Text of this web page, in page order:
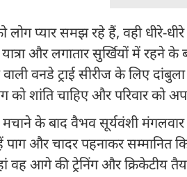
लोग प्यार समझ रहे हैं, वही धीरे-
और लगातार सुर्खियों में
वनडे ट्राई सीरीज के लिए
को शांति चाहिए और परिवार
के बाद वैभव सूर्यवंशी मंगलवार
पाग और चादर पहनाकर
वह आगे की ट्रेनिंग और क्रिकेटीय